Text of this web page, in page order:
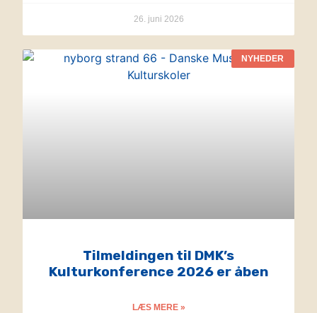
26. juni 2026
NYHEDER
Tilmeldingen til DMK’s
Kulturkonference 2026 er åben
LÆS MERE »